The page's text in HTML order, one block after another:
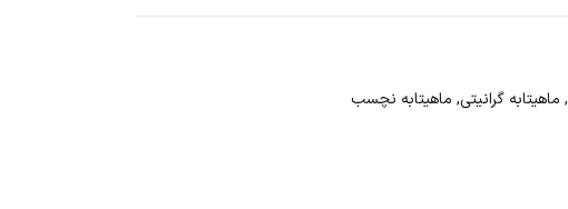
, ماهیتابه گرانیتی, ماهیتابه نچسب